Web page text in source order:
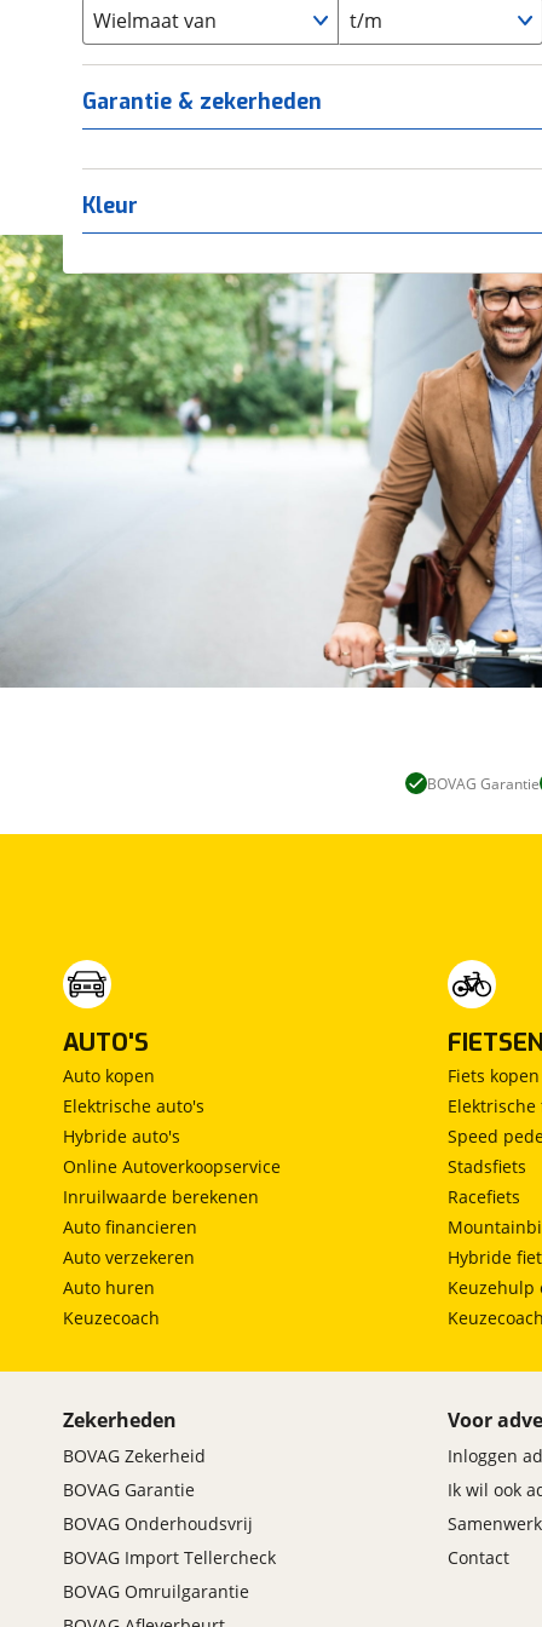
Overig ( 0)
Staal (0 )
Tica
Wielmaat van t/m
Garantie & zekerheden
Kleur
BOVAG Garantie
AUTO'S
Auto kopen
Elektrische auto's
Hybride auto's
Online Autoverkoopservice
Inruilwaarde berekenen
Auto financieren
Auto verzekeren
Auto huren
Keuzecoach
FIETSEN
Fiets kopen
Elektrische
Speed
Stadsfiets
Racefiets
Hybride
Keuzehulp
Keuzecoach
Zekerheden
BOVAG Zekerheid
BOVAG Garantie
BOVAG Onderhoudsvrij
BOVAG Import Tellercheck
BOVAG Omruilgarantie
Voor
Inloggen
Ik wil ook
Contact